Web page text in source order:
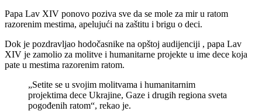
Papa Lav XIV ponovo poziva sve da se mole za mir u ratom
razorenim mestima, apelujući na zaštitu i brigu o deci.
Dok je pozdravljao hodočasnike na opštoj audijenciji , papa Lav
XIV je zamolio za molitve i humanitarne projekte u ime dece koja
pate u mestima razorenim ratom.
„Setite se u svojim molitvama i humanitarnim
projektima dece Ukrajine, Gaze i drugih regiona sveta
pogođenih ratom“, rekao je.